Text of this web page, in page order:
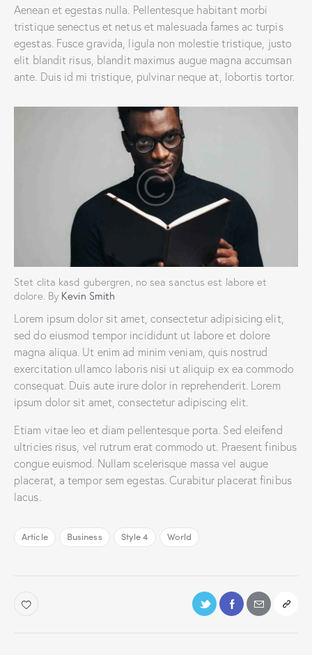
Aenean et egestas nulla. Pellentesque habitant morbi
tristique senectus et netus et malesuada fames ac turpis
egestas. Fusce gravida, ligula non molestie tristique, justo
elit blandit risus, blandit maximus augue magna accumsan
ante. Duis id mi tristique, pulvinar neque at, lobortis tortor.
Stet clita kasd gubergren, no sea sanctus est labore et
dolore. By Kevin Smith
Lorem ipsum dolor sit amet, consectetur adipisicing elit,
sed do eiusmod tempor incididunt ut labore et dolore
magna aliqua. Ut enim ad minim veniam, quis nostrud
exercitation ullamco laboris nisi ut aliquip ex ea commodo
consequat. Duis aute irure dolor in reprehenderit. Lorem
ipsum dolor sit amet, consectetur adipiscing elit.
Etiam vitae leo et diam pellentesque porta. Sed eleifend
ultricies risus, vel rutrum erat commodo ut. Praesent finibus
congue euismod. Nullam scelerisque massa vel augue
placerat, a tempor sem egestas. Curabitur placerat finibus
lacus.
Article Business Style 4 World